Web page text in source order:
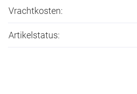
Vrachtkosten:
Artikelstatus: